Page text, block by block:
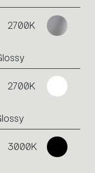
2700K
2700K
3000K